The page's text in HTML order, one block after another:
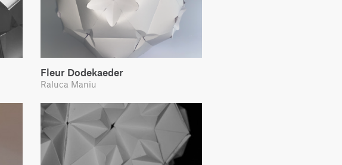
Fleur Dodekaeder
Raluca Maniu